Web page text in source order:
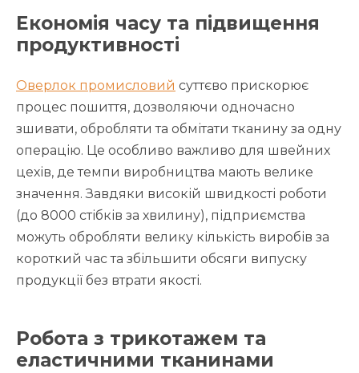
Економія часу та підвищення
продуктивності
Оверлок промисловий суттєво прискорює
процес пошиття, дозволяючи одночасно
зшивати, обробляти та обмітати тканину за одну
операцію. Це особливо важливо для швейних
цехів, де темпи виробництва мають велике
значення. Завдяки високій швидкості роботи
(до 8000 стібків за хвилину), підприємства
можуть обробляти велику кількість виробів за
короткий час та збільшити обсяги випуску
продукції без втрати якості.
Робота з трикотажем та
еластичними тканинами